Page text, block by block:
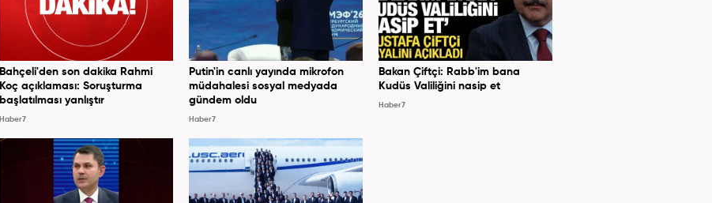
Bahçeli'den son dakika Rahmi
Koç açıklaması: Soruşturma
başlatılması yanlıştır
Haber7
Putin'in canlı yayında mikrofon
müdahalesi sosyal medyada
gündem oldu
Haber7
Bakan Çiftçi: Rabb'im bana
Kudüs Valiliğini nasip et
Haber7